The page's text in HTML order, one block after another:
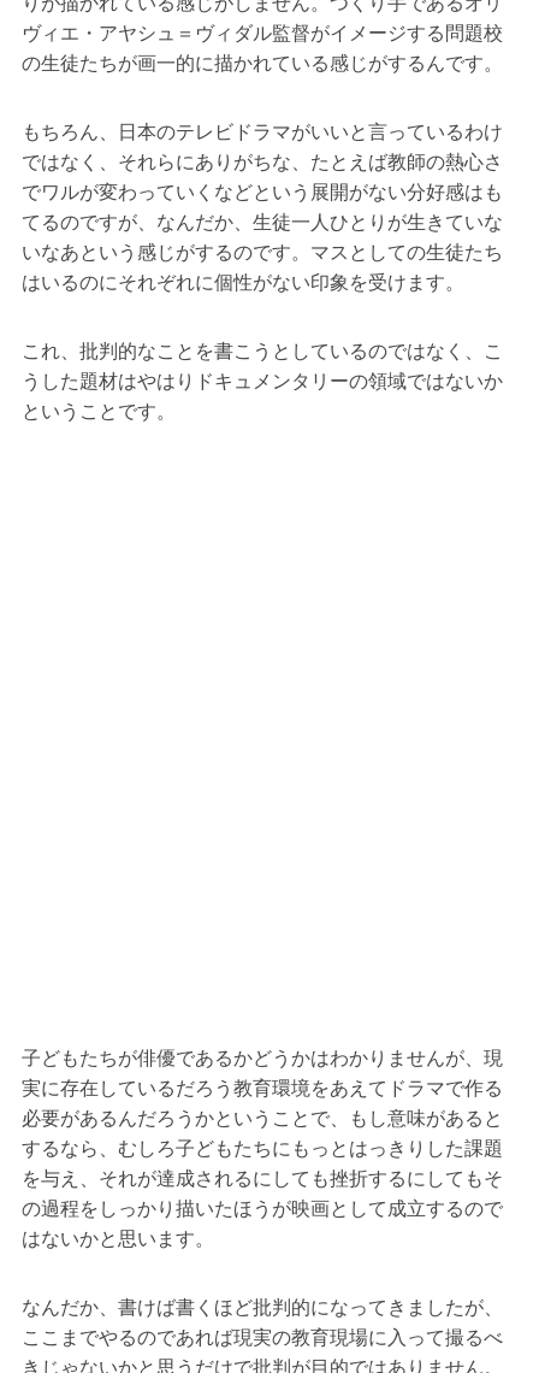
ヴィエ・アヤシュ＝ヴィダル監督がイメージする問題校
の生徒たちが画一的に描かれている感じがするんです。
もちろん、日本のテレビドラマがいいと言っているわけ
ではなく、それらにありがちな、たとえば教師の熱心さ
でワルが変わっていくなどという展開がない分好感はも
てるのですが、なんだか、生徒一人ひとりが生きていな
いなあという感じがするのです。マスとしての生徒たち
はいるのにそれぞれに個性がない印象を受けます。
これ、批判的なことを書こうとしているのではなく、こ
うした題材はやはりドキュメンタリーの領域ではないか
ということです。
子どもたちが俳優であるかどうかはわかりませんが、現
実に存在しているだろう教育環境をあえてドラマで作る
必要があるんだろうかということで、もし意味があると
するなら、むしろ子どもたちにもっとはっきりした課題
を与え、それが達成されるにしても挫折するにしてもそ
の過程をしっかり描いたほうが映画として成立するので
はないかと思います。
なんだか、書けば書くほど批判的になってきましたが、
ここまでやるのであれば現実の教育現場に入って撮るべ
きじゃないかと思うだけで批判が目的ではありません。